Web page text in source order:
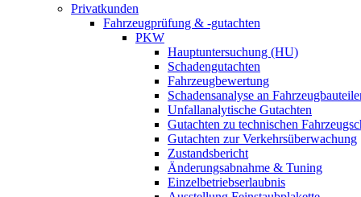
Privatkunden
Fahrzeugprüfung & -gutachten
PKW
Hauptuntersuchung (HU)
Schadengutachten
Fahrzeugbewertung
Schadensanalyse an
Unfallanalytische Gutachten
Gutachten zu technischen
Gutachten zur Verkehrsüberwachung
Zustandsbericht
Änderungsabnahme & Tuning
Einzelbetriebserlaubnis